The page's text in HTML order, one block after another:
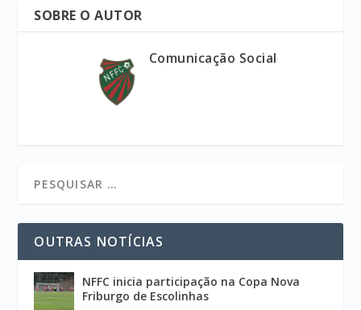
SOBRE O AUTOR
Comunicação Social
OUTRAS NOTÍCIAS
NFFC inicia participação na Copa Nova
Friburgo de Escolinhas